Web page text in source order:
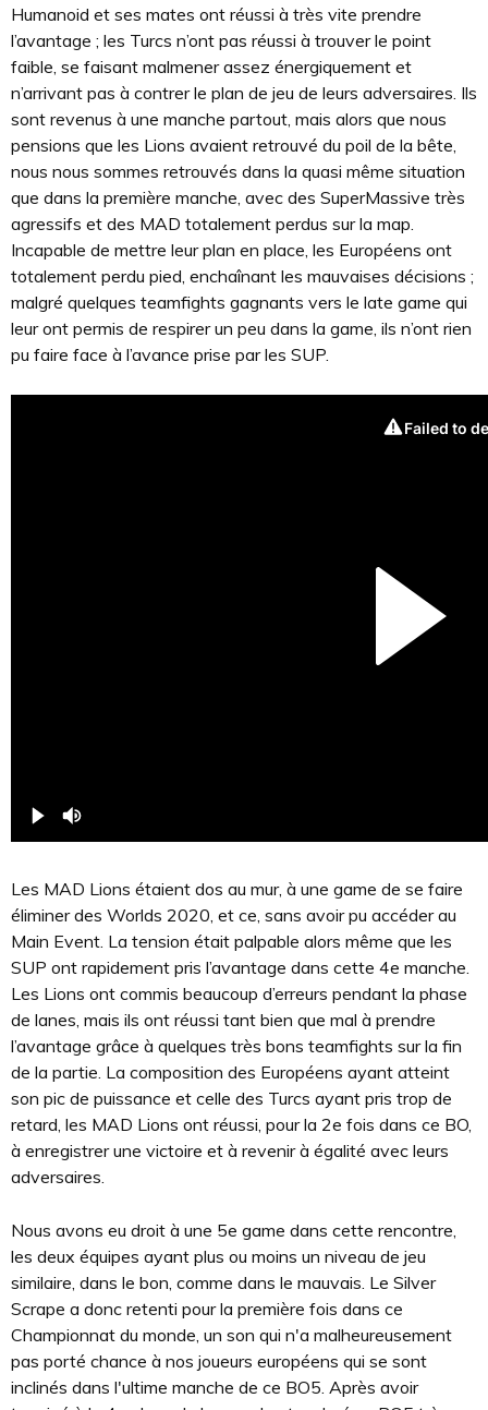
Humanoid et ses mates ont réussi à très vite prendre
l’avantage ; les Turcs n’ont pas réussi à trouver le point
faible, se faisant malmener assez énergiquement et
n’arrivant pas à contrer le plan de jeu de leurs adversaires. Ils
sont revenus à une manche partout, mais alors que nous
pensions que les Lions avaient retrouvé du poil de la bête,
nous nous sommes retrouvés dans la quasi même situation
que dans la première manche, avec des SuperMassive très
agressifs et des MAD totalement perdus sur la map.
Incapable de mettre leur plan en place, les Européens ont
totalement perdu pied, enchaînant les mauvaises décisions ;
malgré quelques teamfights gagnants vers le late game qui
leur ont permis de respirer un peu dans la game, ils n’ont rien
pu faire face à l’avance prise par les SUP.
Les MAD Lions étaient dos au mur, à une game de se faire
éliminer des Worlds 2020, et ce, sans avoir pu accéder au
Main Event. La tension était palpable alors même que les
SUP ont rapidement pris l’avantage dans cette 4e manche.
Les Lions ont commis beaucoup d’erreurs pendant la phase
de lanes, mais ils ont réussi tant bien que mal à prendre
l’avantage grâce à quelques très bons teamfights sur la fin
de la partie. La composition des Européens ayant atteint
son pic de puissance et celle des Turcs ayant pris trop de
retard, les MAD Lions ont réussi, pour la 2e fois dans ce BO,
à enregistrer une victoire et à revenir à égalité avec leurs
adversaires.
Nous avons eu droit à une 5e game dans cette rencontre,
les deux équipes ayant plus ou moins un niveau de jeu
similaire, dans le bon, comme dans le mauvais. Le Silver
Scrape a donc retenti pour la première fois dans ce
Championnat du monde, un son qui n'a malheureusement
pas porté chance à nos joueurs européens qui se sont
inclinés dans l'ultime manche de ce BO5. Après avoir